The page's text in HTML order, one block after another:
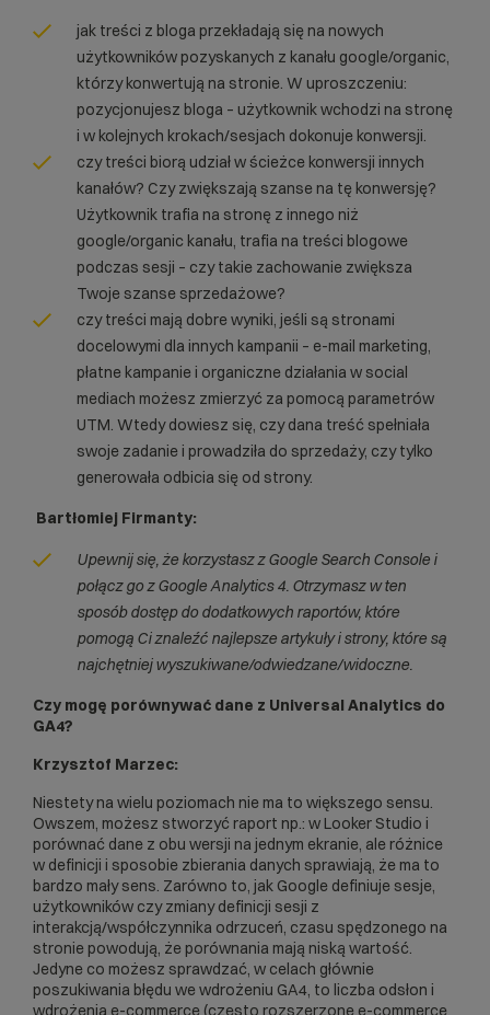
jak treści z bloga przekładają się na nowych
użytkowników pozyskanych z kanału google/organic,
którzy konwertują na stronie. W uproszczeniu:
pozycjonujesz bloga – użytkownik wchodzi na stronę
i w kolejnych krokach/sesjach dokonuje konwersji.
czy treści biorą udział w ścieżce konwersji innych
kanałów? Czy zwiększają szanse na tę konwersję?
Użytkownik trafia na stronę z innego niż
google/organic kanału, trafia na treści blogowe
podczas sesji – czy takie zachowanie zwiększa
Twoje szanse sprzedażowe?
czy treści mają dobre wyniki, jeśli są stronami
docelowymi dla innych kampanii – e-mail marketing,
płatne kampanie i organiczne działania w social
mediach możesz zmierzyć za pomocą parametrów
UTM. Wtedy dowiesz się, czy dana treść spełniała
swoje zadanie i prowadziła do sprzedaży, czy tylko
generowała odbicia się od strony.
Bartłomiej Firmanty:
Upewnij się, że korzystasz z Google Search Console i
połącz go z Google Analytics 4. Otrzymasz w ten
sposób dostęp do dodatkowych raportów, które
pomogą Ci znaleźć najlepsze artykuły i strony, które są
najchętniej wyszukiwane/odwiedzane/widoczne.
Czy mogę porównywać dane z Universal Analytics do
GA4?
Krzysztof Marzec:
Niestety na wielu poziomach nie ma to większego sensu.
Owszem, możesz stworzyć raport np.: w Looker Studio i
porównać dane z obu wersji na jednym ekranie, ale różnice
w definicji i sposobie zbierania danych sprawiają, że ma to
bardzo mały sens. Zarówno to, jak Google definiuje sesje,
użytkowników czy zmiany definicji sesji z
interakcją/współczynnika odrzuceń, czasu spędzonego na
stronie powodują, że porównania mają niską wartość.
Jedyne co możesz sprawdzać, w celach głównie
poszukiwania błędu we wdrożeniu GA4, to liczba odsłon i
wdrożenia e-commerce (często rozszerzone e-commerce